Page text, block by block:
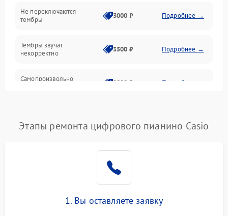
Аудио
Оптика
Не переключаются
тембры
3000 ₽ Подробнее →
Тембры звучат
некорректно
3500 ₽ Подробнее →
Самопроизвольно
2800 ₽ Подробнее →
Этапы ремонта цифрового пианино Casio
1. Вы оставляете заявку